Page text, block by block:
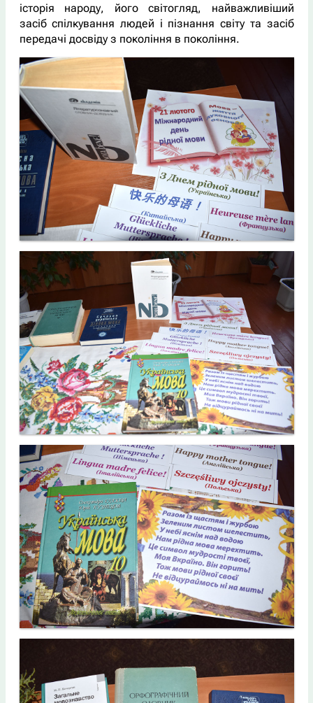
історія народу, його світогляд, найважливіший
засіб спілкування людей і пізнання світу та засіб
передачі досвіду з покоління в покоління.